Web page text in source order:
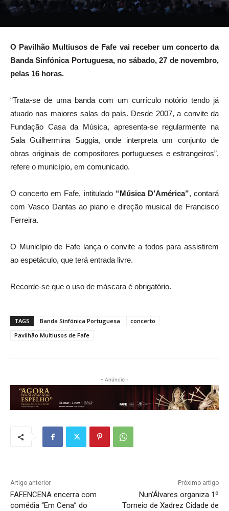
O Pavilhão Multiusos de Fafe vai receber um concerto da
Banda Sinfónica Portuguesa, no sábado, 27 de novembro,
pelas 16 horas.
“Trata-se de uma banda com um currículo notório tendo já
atuado nas maiores salas do país. Desde 2007, a convite da
Fundação Casa da Música, apresenta-se regularmente na
Sala Guilhermina Suggia, onde interpreta um conjunto de
obras originais de compositores portugueses e estrangeiros”,
refere o município, em comunicado.
O concerto em Fafe, intitulado “Música D’América”, contará
com Vasco Dantas ao piano e direção musical de Francisco
Ferreira.
O Município de Fafe lança o convite a todos para assistirem
ao espetáculo, que terá entrada livre.
Recorde-se que o uso de máscara é obrigatório.
TAGS Banda Sinfónica Portuguesa
concerto
Pavilhão Multiusos de Fafe
- Anúncio -
Artigo anterior
FAFENCENA encerra com
comédia “Em Cena” do
Próximo artigo
Nun’Álvares organiza 1º
Torneio de Xadrez Cidade de